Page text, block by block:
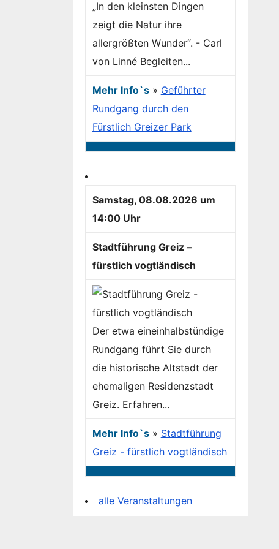
„In den kleinsten Dingen
zeigt die Natur ihre
allergrößten Wunder“. - Carl
von Linné Begleiten...
Mehr Info`s» Geführter
Rundgang durch den
Fürstlich Greizer Park
Samstag, 08.08.2026 um
14:00 Uhr
Stadtführung Greiz –
fürstlich vogtländisch
Der etwa eineinhalbstündige
Rundgang führt Sie durch
die historische Altstadt der
ehemaligen Residenzstadt
Greiz. Erfahren...
Mehr Info`s» Stadtführung
Greiz - fürstlich vogtländisch
alle Veranstaltungen